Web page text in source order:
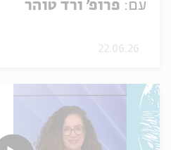
עם: פרופ' ורד טוהר
22.06.26